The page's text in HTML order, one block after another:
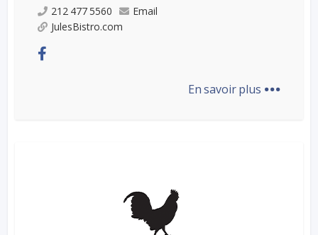
212 477 5560
Email
JulesBistro.com
En savoir plus ...